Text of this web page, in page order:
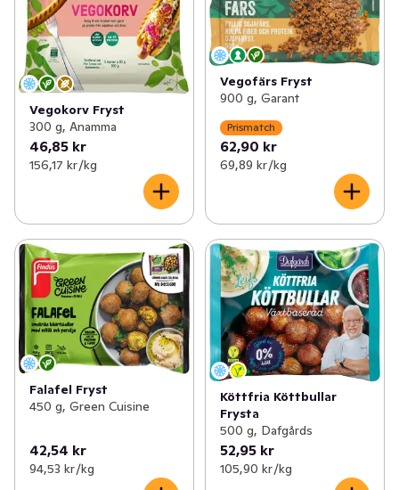
Vegokorv Fryst
300 g, Anamma
46,85 kr
156,17 kr /kg
Vegofärs Fryst
900 g, Garant
Prismatch
62,90 kr
69,89 kr /kg
Falafel Fryst
450 g, Green Cuisine
42,54 kr
94,53 kr /kg
Köttfria Köttbullar
Frysta
500 g, Dafgårds
52,95 kr
105,90 kr /kg